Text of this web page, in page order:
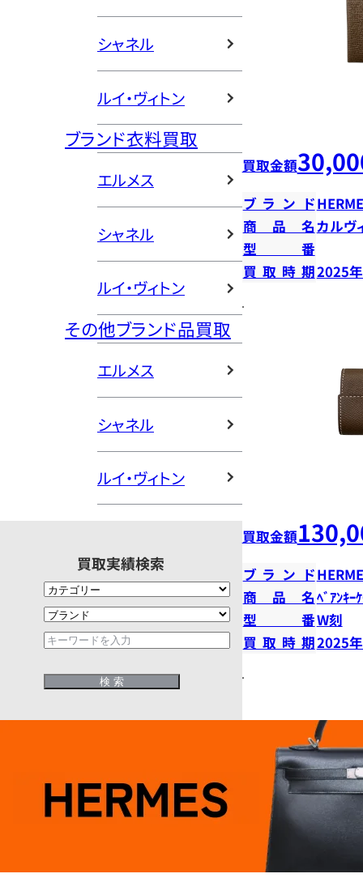
シャネル
ルイ・ヴィトン
ブランド衣料買取
エルメス
シャネル
ルイ・ヴィトン
その他ブランド品買取
エルメス
シャネル
ルイ・ヴィトン
買取実績検索
買取金額
ブランド
商品名カルヴ
型番
買取時期2025
買取金額
ブランド
商品名ﾍﾞｱﾝｷｰ
型番W刻
買取時期2025